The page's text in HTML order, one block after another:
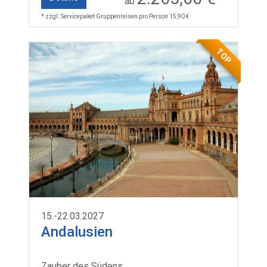
* zzgl. Servicepaket Gruppenreisen pro Person 15,90 €
TOP
15.-22.03.2027
Andalusien